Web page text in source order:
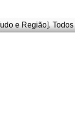
e Região].